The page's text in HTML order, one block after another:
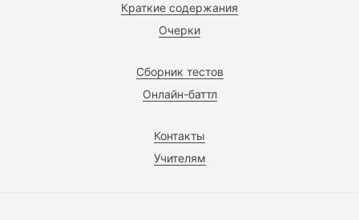
Краткие содержания
Очерки
Сборник тестов
Онлайн-баттл
Контакты
Учителям